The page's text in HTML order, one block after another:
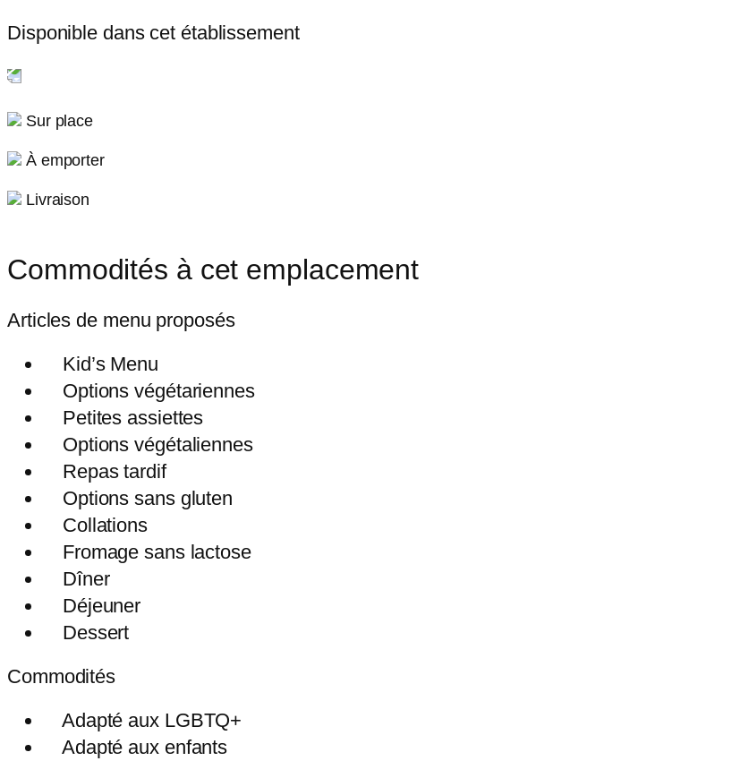
Disponible dans cet établissement
Sur place
À emporter
Livraison
Commodités à cet emplacement
Articles de menu proposés
Kid’s Menu
Options végétariennes
Petites assiettes
Options végétaliennes
Repas tardif
Options sans gluten
Collations
Fromage sans lactose
Dîner
Déjeuner
Dessert
Commodités
Adapté aux LGBTQ+
Adapté aux enfants